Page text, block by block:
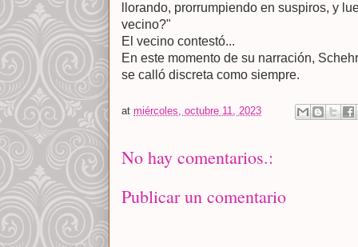
llorando, prorrumpiendo en suspiros, y
vecino?"
El vecino contestó...
En este momento de su narración,
se calló discreta como siempre.
at miércoles, octubre 11, 2023
No hay comentarios.:
Publicar un comentario